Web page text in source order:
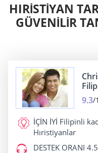
HIRISTIYAN
GÜVENILIR
9.3/
İÇİN İYİ Filipinli
Hıristiyanlar
DESTEK ORANI